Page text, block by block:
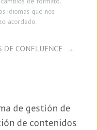
idiomas que nos
acordado.
DE CONFLUENCE
de gestión de
de contenidos